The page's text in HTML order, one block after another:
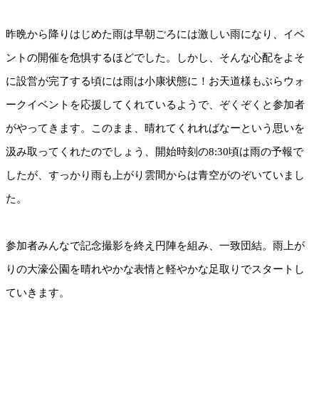
昨晩から降りはじめた雨は早朝ごろには激しい雨になり、イベ
ントの開催を危惧するほどでした。しかし、 そんな心配をよそ
に設営が完了する頃には雨は小康状態に！お天道様もぶらウォ
ークイベントを応援してくれているようで、ぞくぞくと参加者
がやってきます。このまま、晴れてくれればなーという思いを
汲み取ってくれたのでしょう、開始時刻の8:30頃は雨の予報で
したが、すっかり雨も上がり雲間からは青空がのぞいていまし
た。
参加者みんなで記念撮影を終え円陣を組み、一致団結。雨上が
りの大濠公園を晴れやかな表情と軽やかな足取りでスタートし
ていきます。